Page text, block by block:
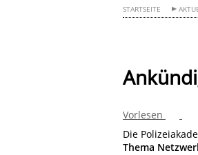
STARTSEITE
Vorlesen
Die
Thema